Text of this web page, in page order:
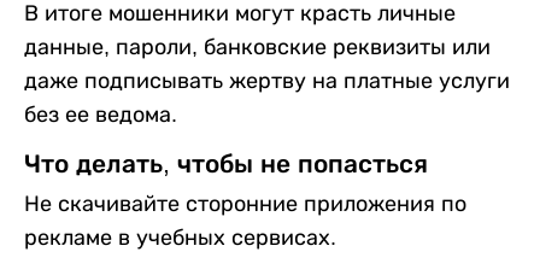
В итоге мошенники могут красть личные
данные, пароли, банковские реквизиты или
даже подписывать жертву на платные услуги
без ее ведома.
Что делать, чтобы не попасться
Не скачивайте сторонние приложения по
рекламе в учебных сервисах.